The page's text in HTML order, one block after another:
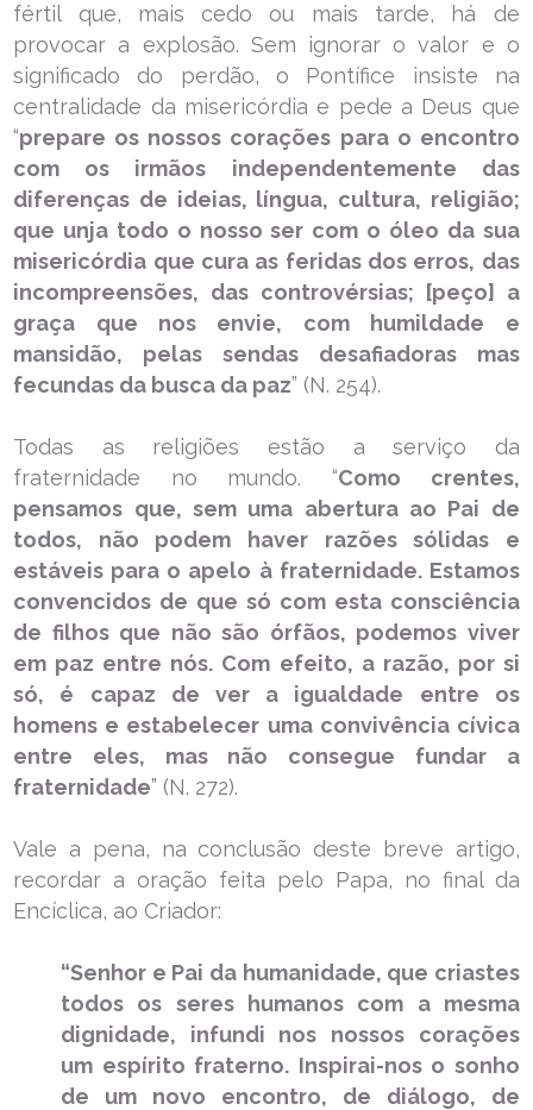
fértil que, mais cedo ou mais tarde, há de
provocar a explosão. Sem ignorar o valor e o
significado do perdão, o Pontífice insiste na
centralidade da misericórdia e pede a Deus que
“prepare os nossos corações para o encontro
com os irmãos independentemente das
diferenças de ideias, língua, cultura, religião;
que unja todo o nosso ser com o óleo da sua
misericórdia que cura as feridas dos erros, das
incompreensões, das controvérsias; [peço] a
graça que nos envie, com humildade e
mansidão, pelas sendas desafiadoras mas
fecundas da busca da paz” (N. 254).
Todas as religiões estão a serviço da
fraternidade no mundo. “Como crentes,
pensamos que, sem uma abertura ao Pai de
todos, não podem haver razões sólidas e
estáveis para o apelo à fraternidade. Estamos
convencidos de que só com esta consciência
de filhos que não são órfãos, podemos viver
em paz entre nós. Com efeito, a razão, por si
só, é capaz de ver a igualdade entre os
homens e estabelecer uma convivência cívica
entre eles, mas não consegue fundar a
fraternidade” (N. 272).
Vale a pena, na conclusão deste breve artigo,
recordar a oração feita pelo Papa, no final da
Encíclica, ao Criador:
“Senhor e Pai da humanidade, que criastes
todos os seres humanos com a mesma
dignidade, infundi nos nossos corações
um espírito fraterno. Inspirai-nos o sonho
de um novo encontro, de diálogo, de